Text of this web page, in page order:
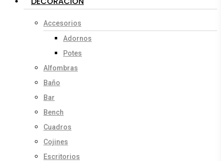
Accesorios
Adornos
Potes
Alfombras
Baño
Bar
Bench
Cuadros
Cojines
Escritorios